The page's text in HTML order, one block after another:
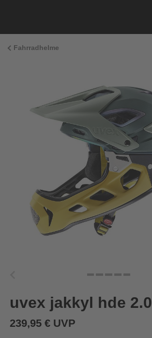
Fahrradhelme
uvex jakkyl hde 2.0
239,95 € UVP